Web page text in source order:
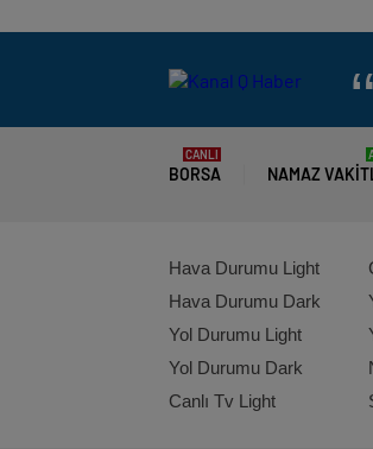
BORSA
CANLI
NAMAZ
Hava Durumu Light
Hava Durumu Dark
Yol Durumu Light
Yol Durumu Dark
Canlı Tv Light